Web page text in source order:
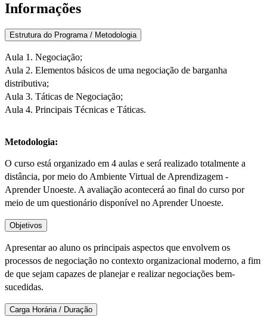
Informações
Estrutura do Programa / Metodologia
Aula 1. Negociação;
Aula 2. Elementos básicos de uma negociação de barganha
distributiva;
Aula 3. Táticas de Negociação;
Aula 4. Principais Técnicas e Táticas.
Metodologia:
O curso está organizado em 4 aulas e será realizado totalmente a
distância, por meio do Ambiente Virtual de Aprendizagem -
Aprender Unoeste. A avaliação acontecerá ao final do curso por
meio de um questionário disponível no Aprender Unoeste.
Objetivos
Apresentar ao aluno os principais aspectos que envolvem os
processos de negociação no contexto organizacional moderno, a fim
de que sejam capazes de planejar e realizar negociações bem-
sucedidas.
Carga Horária / Duração